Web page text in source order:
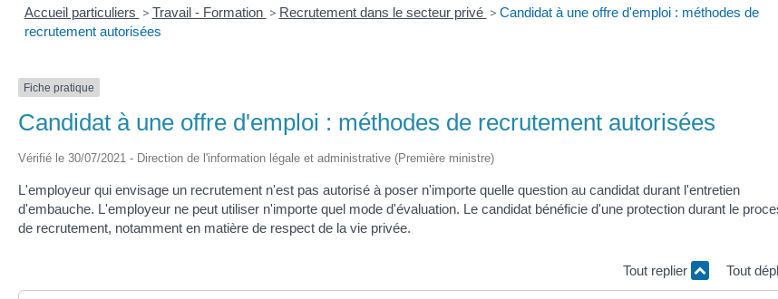
Accueil particuliers > Travail - Formation > Recrutement dans le secteur privé > Candidat à une offre d'emploi : méthodes de
recrutement autorisées
Fiche pratique
Candidat à une offre d'emploi : méthodes de recrutement autorisées
Vérifié le 30/07/2021 - Direction de l'information légale et administrative (Première ministre)
L'employeur qui envisage un recrutement n'est pas autorisé à poser n'importe quelle question au candidat durant l'entretien
d'embauche. L'employeur ne peut utiliser n'importe quel mode d'évaluation. Le candidat bénéficie d'une protection durant le
de recrutement, notamment en matière de respect de la vie privée.
Tout replier Tout